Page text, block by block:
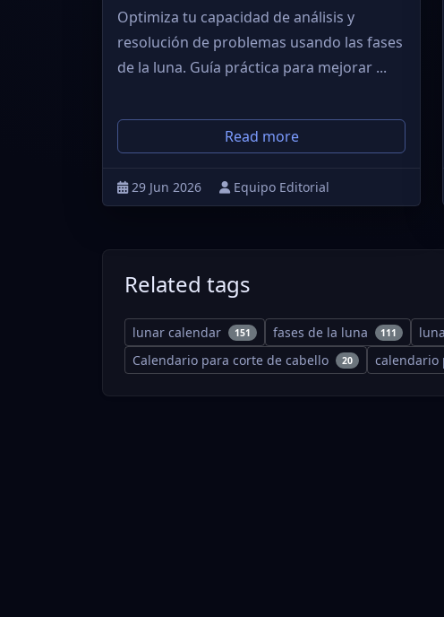
Optimiza tu capacidad de análisis y
resolución de problemas usando las fases
de la luna. Guía práctica para mejorar ...
Read more
29 Jun 2026 Equipo Editorial
Related tags
lunar calendar 151 fases de la luna 111
Calendario para corte de cabello 20 calendario